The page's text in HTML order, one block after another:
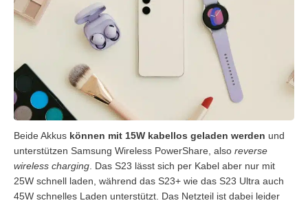
Beide Akkus können mit 15W kabellos geladen werden und
unterstützen Samsung Wireless PowerShare, also reverse
wireless charging. Das S23 lässt sich per Kabel aber nur mit
25W schnell laden, während das S23+ wie das S23 Ultra auch
45W schnelles Laden unterstützt. Das Netzteil ist dabei leider